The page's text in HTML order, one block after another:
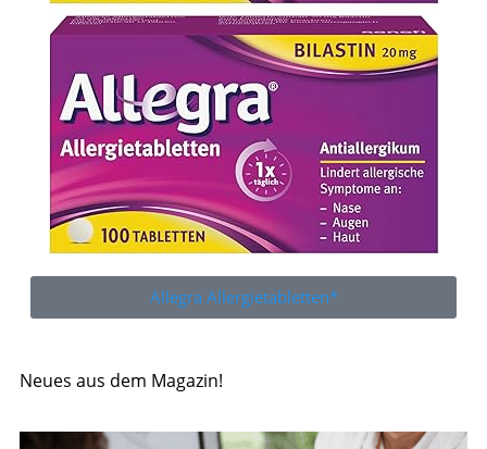
Allegra Allergietabletten*
Neues aus dem Magazin!